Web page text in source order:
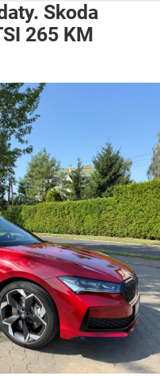
Skoda
265 KM